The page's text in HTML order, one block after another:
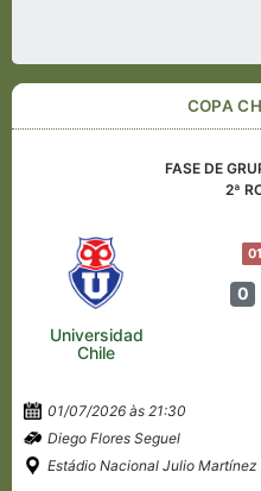
COPA
FASE DE
2ª
0
Universidad
Chile
01/07/2026 às 21:30
Diego Flores Seguel
Estádio Nacional Julio